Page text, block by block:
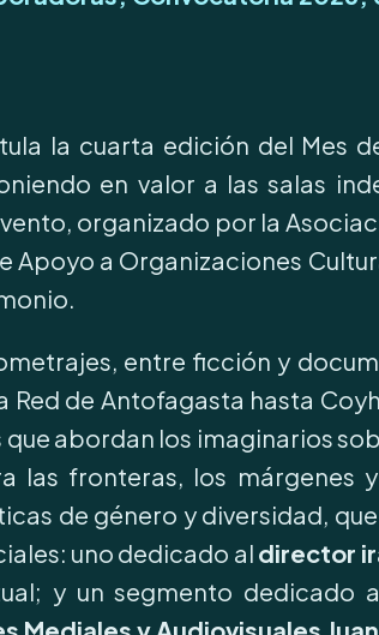
la cuarta edición del Mes
en valor a las salas
organizado por la
Apoyo a Organizaciones
entre ficción y
de Antofagasta hasta
abordan los imaginarios
las fronteras, los márgenes
de género y diversidad,
uno dedicado al director
y un segmento